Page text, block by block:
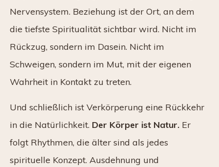
Nervensystem. Beziehung ist der Ort, an dem
die tiefste Spiritualität sichtbar wird. Nicht im
Rückzug, sondern im Dasein. Nicht im
Schweigen, sondern im Mut, mit der eigenen
Wahrheit in Kontakt zu treten.
Und schließlich ist Verkörperung eine Rückkehr
in die Natürlichkeit. Der Körper ist Natur. Er
folgt Rhythmen, die älter sind als jedes
spirituelle Konzept. Ausdehnung und